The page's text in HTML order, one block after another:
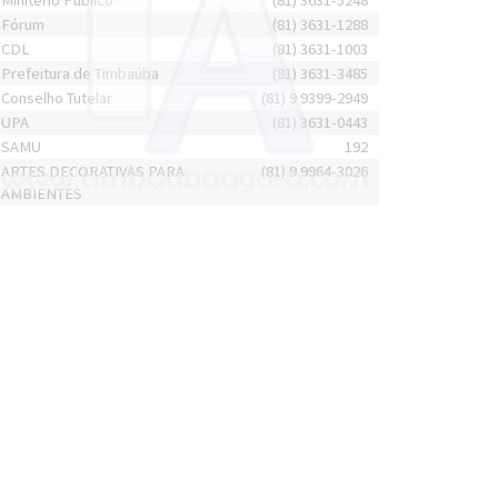
Fórum
(81) 3631-1288
CDL
(81) 3631-1003
Prefeitura de Timbaúba
(81) 3631-3485
Conselho Tutelar
(81) 9 9399-2949
UPA
(81) 3631-0443
SAMU
192
ARTES DECORATIVAS PARA
AMBIENTES
(81) 9 9964-3026